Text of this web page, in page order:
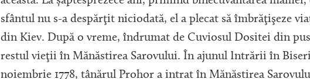
sfântul nu s-a despărţit niciodată, el a plecat să îmbrăţişeze
din Kiev. După o vreme, îndrumat de Cuviosul Dositei din
restul vieţii în Mănăstirea Sarovului. În ajunul Intrării în
noiembrie 1778, tânărul Prohor a intrat în Mănăstirea